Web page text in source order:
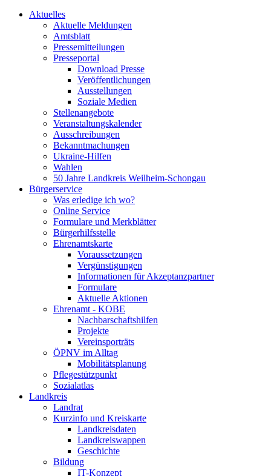
Aktuelles
Aktuelle Meldungen
Amtsblatt
Pressemitteilungen
Presseportal
Download Presse
Veröffentlichungen
Ausstellungen
Soziale Medien
Stellenangebote
Veranstaltungskalender
Ausschreibungen
Bekanntmachungen
Ukraine-Hilfen
Wahlen
50 Jahre Landkreis Weilheim-Schongau
Bürgerservice
Was erledige ich wo?
Online Service
Formulare und Merkblätter
Bürgerhilfsstelle
Ehrenamtskarte
Voraussetzungen
Vergünstigungen
Informationen für Akzeptanzpartner
Formulare
Aktuelle Aktionen
Ehrenamt - KOBE
Nachbarschaftshilfen
Projekte
Vereinsporträts
ÖPNV im Alltag
Mobilitätsplanung
Pflegestützpunkt
Sozialatlas
Landkreis
Landrat
Kurzinfo und Kreiskarte
Landkreisdaten
Landkreiswappen
Geschichte
Bildung
IT-Konzept